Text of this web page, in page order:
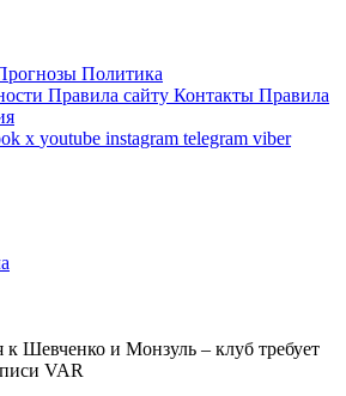
Политика
Правила сайту Контакты Правила
x youtube instagram telegram viber
к Шевченко и Монзуль – клуб требует
VAR